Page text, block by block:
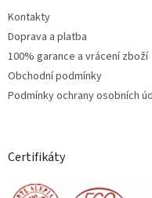
Kontakty
Doprava a platba
100% garance a vrácení zboží
Obchodní podmínky
Podmínky ochrany osobních
Certifikáty